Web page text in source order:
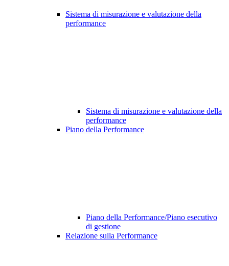
Sistema di misurazione e valutazione della
performance
Sistema di misurazione e valutazione della
performance
Piano della Performance
Piano della Performance/Piano esecutivo
di gestione
Relazione sulla Performance